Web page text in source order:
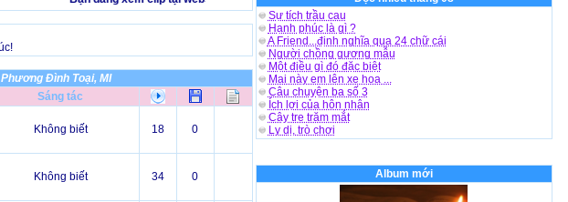
Đình Toại, MI
Sáng tác
Không biết 18 0
Không biết 34 0
Sự tích trầu cau
Hạnh phúc là gì ?
A Friend...định nghĩa qua 24 chữ cái
Người chồng gương mẫu
Một điều gì đó đặc biệt
Mai này em lên xe hoa ...
Câu chuyện ba số 3
Ích lợi của hôn nhân
Cây tre trăm mắt
Ly dị, trò chơi
Album mới